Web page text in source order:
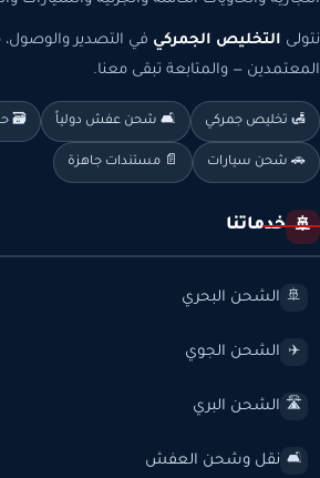
نتولى التخليص الجمركي في التصدير والوصول،
المعتمدين — والمتابعة تبقى معنا.
🛃 تخليص جمركي 🛋️ شحن عفش دولياً 🗃️
🚗 شحن سيارات 📄 مستندات جاهزة
🚢 خدماتنا
🚢 الشحن البحري
✈️ الشحن الجوي
🛣️ الشحن البري
🛋️ نقل وشحن العفش